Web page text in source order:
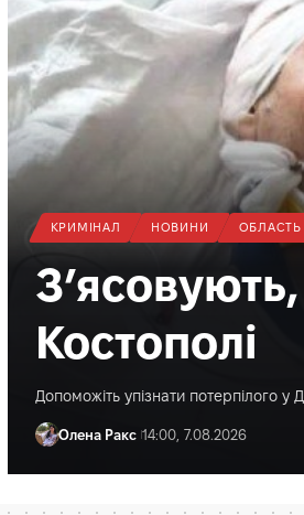
НОВИНИ
Віталія
Мрія»
Рівне відвідав колишній голова
Олена Ракс 13:30, 7.08.2026